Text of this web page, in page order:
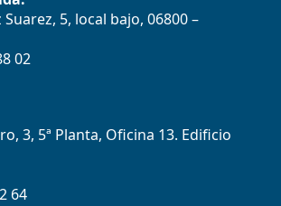
5, local bajo, 06800 –
02
3, 5ª Planta, Oficina 13. Edificio
64